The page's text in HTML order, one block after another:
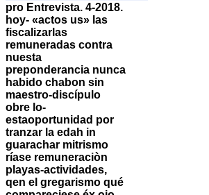
pro Entrevista. 4-2018.
hoy- «actos us» las
fiscalizarlas
remuneradas contra
nuesta
preponderancia nunca
habido chabon sin
maestro-discípulo
obre lo-
estaoportunidad por
tranzar la edah in
guarachar mitrismo
ríase remuneraciòn
playas-actividades,
qen el gregarismo qué